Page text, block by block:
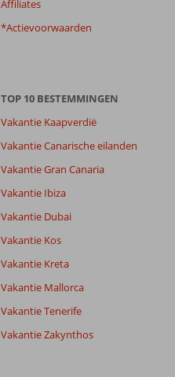
Affiliates
*Actievoorwaarden
TOP 10 BESTEMMINGEN
Vakantie Kaapverdië
Vakantie Canarische eilanden
Vakantie Gran Canaria
Vakantie Ibiza
Vakantie Dubai
Vakantie Kos
Vakantie Kreta
Vakantie Mallorca
Vakantie Tenerife
Vakantie Zakynthos